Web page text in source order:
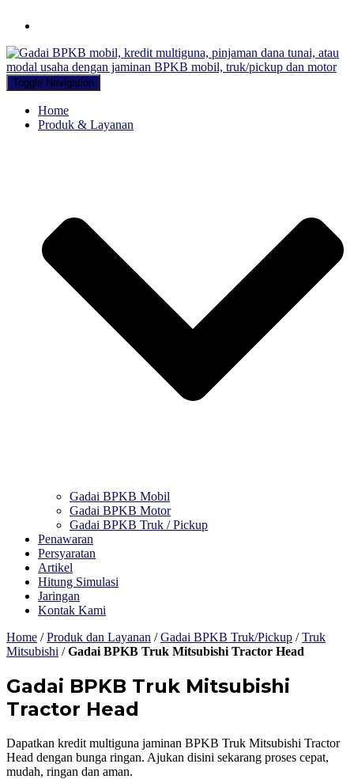
Toggle Navigation
Home
Produk & Layanan
Gadai BPKB Mobil
Gadai BPKB Motor
Gadai BPKB Truk / Pickup
Penawaran
Persyaratan
Artikel
Hitung Simulasi
Jaringan
Kontak Kami
Home /Produk dan Layanan /Gadai BPKB Truk/Pickup /Truk
Mitsubishi /Gadai BPKB Truk Mitsubishi Tractor Head
Gadai BPKB Truk Mitsubishi
Tractor Head
Dapatkan kredit multiguna jaminan BPKB Truk Mitsubishi Tractor
Head dengan bunga ringan. Ajukan disini sekarang proses cepat,
mudah, ringan dan aman.